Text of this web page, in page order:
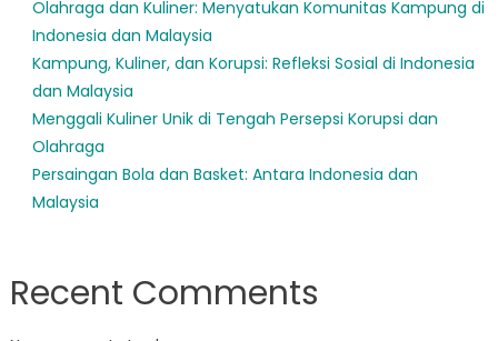
Olahraga dan Kuliner: Menyatukan Komunitas Kampung di
Indonesia dan Malaysia
Kampung, Kuliner, dan Korupsi: Refleksi Sosial di Indonesia
dan Malaysia
Menggali Kuliner Unik di Tengah Persepsi Korupsi dan
Olahraga
Persaingan Bola dan Basket: Antara Indonesia dan
Malaysia
Recent Comments